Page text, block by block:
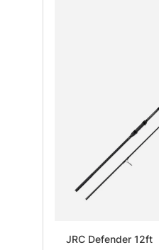
JRC Defender 12ft